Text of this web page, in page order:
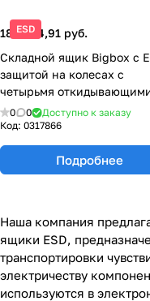
ESD
189 934,91 руб.
Складной ящик Bigbox с
защитой на колесах с
четырьмя
стенками 1200x800x1000
ESD KLK 1208R
0 0
Доступно к заказу
Код: 0317866
Подробнее
Наша компания
ящики ESD,
транспортировки
электричеству
используются в